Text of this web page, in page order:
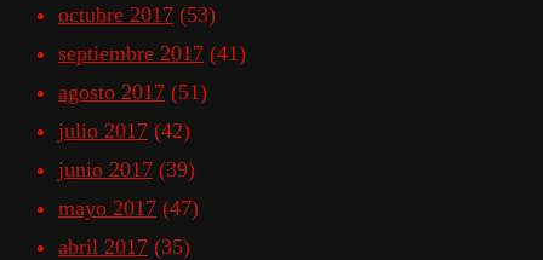
octubre 2017 (53)
septiembre 2017 (41)
agosto 2017 (51)
julio 2017 (42)
junio 2017 (39)
mayo 2017 (47)
abril 2017 (35)